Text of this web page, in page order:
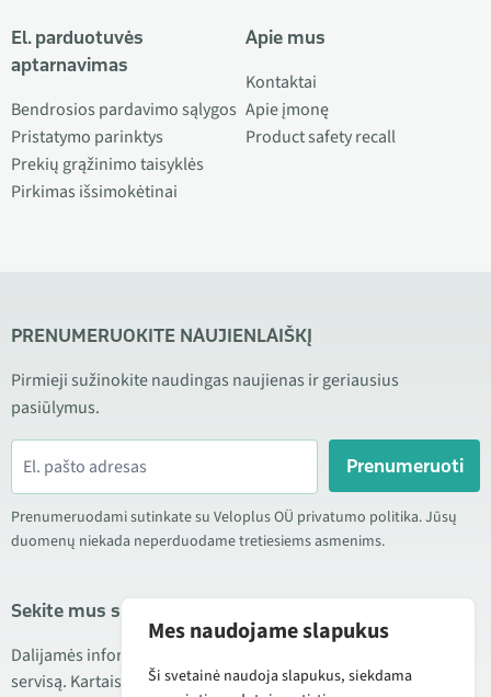
El. parduotuvės
aptarnavimas
Bendrosios pardavimo sąlygos
Pristatymo parinktys
Prekių grąžinimo taisyklės
Pirkimas išsimokėtinai
Apie mus
Kontaktai
Apie įmonę
Product safety recall
PRENUMERUOKITE NAUJIENLAIŠKĮ
Pirmieji sužinokite naudingas naujienas ir geriausius
pasiūlymus.
Prenumeruoti
Prenumeruodami sutinkate su Veloplus OÜ privatumo politika. Jūsų
duomenų niekada neperduodame tretiesiems asmenims.
Sekite mus socialiniuose tinkluose
Dalijamės informacija apie geras kainas, naujus produktus ir
servisą. Kartais taip pat publikuojame produktų apžvalgas.
Mes naudojame slapukus
Ši svetainė naudoja slapukus, siekdama